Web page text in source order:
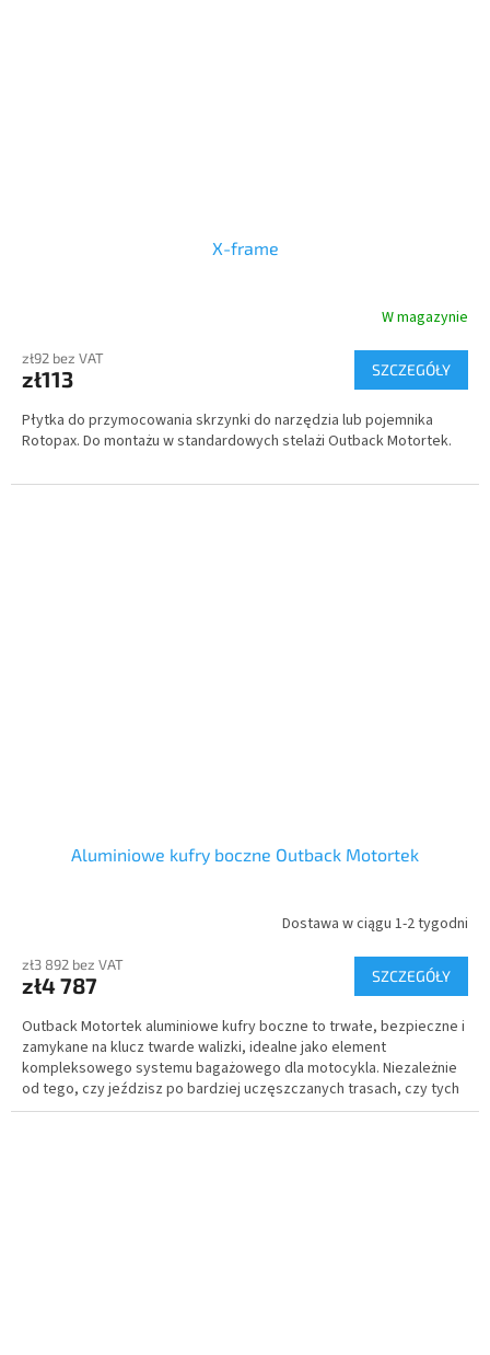
X-frame
W magazynie
zł92 bez VAT
zł113 SZCZEGÓŁY
Płytka do przymocowania skrzynki do narzędzia lub pojemnika
Rotopax. Do montażu w standardowych stelażi Outback Motortek.
Aluminiowe kufry boczne Outback Motortek
Dostawa w ciągu 1-2 tygodni
zł3 892 bez VAT
zł4 787 SZCZEGÓŁY
Outback Motortek aluminiowe kufry boczne to trwałe, bezpieczne i
zamykane na klucz twarde walizki, idealne jako element
kompleksowego systemu bagażowego dla motocykla. Niezależnie
od tego, czy jeździsz po bardziej uczęszczanych trasach, czy tych
mniej, twoje bagaże i cenne przedmioty są zawsze bezpieczne i